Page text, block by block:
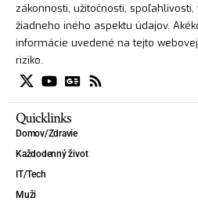
zákonnosti, užitočnosti,
žiadneho iného aspektu údajov.
informácie uvedené na tejto
riziko.
Quicklinks
Domov/Zdravie
Každodenný život
IT/Tech
Muži